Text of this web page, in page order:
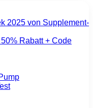
Rabatt + Code